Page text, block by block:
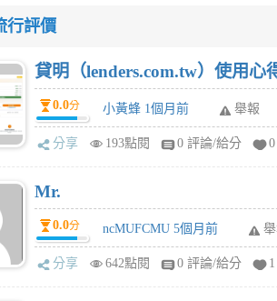
行評價
貸明（lenders.com.tw）使用
0.0分 小黃蜂 1個月前 舉報
分享 193點閱 0 評論/給分 0
Mr.
0.0分 ncMUFCMU 5個月前
分享 642點閱 0 評論/給分 1